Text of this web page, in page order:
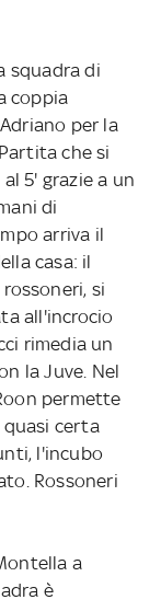
squadra di
coppia
per la
che si
5' grazie a un
di
arriva il
casa: il
si
all'incrocio
rimedia un
la Juve. Nel
permette
quasi certa
l'incubo
Rossoneri
a
è